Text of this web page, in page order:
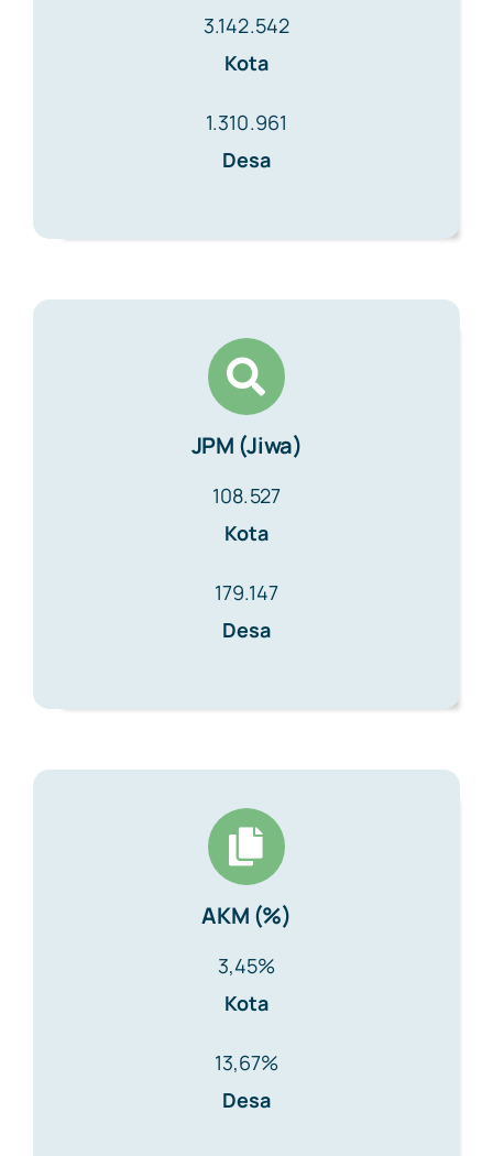
3.142.542
Kota
1.310.961
Desa
JPM (Jiwa)
108.527
Kota
179.147
Desa
AKM (%)
3,45%
Kota
13,67%
Desa